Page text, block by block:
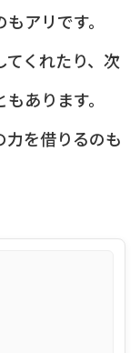
アリです。
てくれたり、次
あります。
力を借りるのも